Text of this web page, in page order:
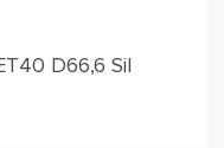
D66,6 Sil